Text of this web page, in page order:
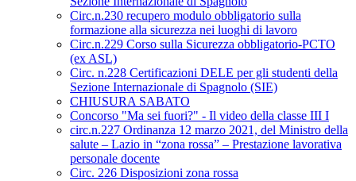
Circ.n.230 recupero modulo obbligatorio sulla
formazione alla sicurezza nei luoghi di lavoro
Circ.n.229 Corso sulla Sicurezza obbligatorio-PCTO
(ex ASL)
Circ. n.228 Certificazioni DELE per gli studenti della
Sezione Internazionale di Spagnolo (SIE)
CHIUSURA SABATO
Concorso "Ma sei fuori?" - Il video della classe III I
circ.n.227 Ordinanza 12 marzo 2021, del Ministro della
salute – Lazio in “zona rossa” – Prestazione lavorativa
personale docente
Circ. 226 Disposizioni zona rossa